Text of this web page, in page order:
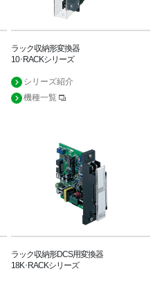
ラック収納形変換器
10･RACKシリーズ
シリーズ紹介
機種一覧
ラック収納形DCS用変換器
18K･RACKシリーズ